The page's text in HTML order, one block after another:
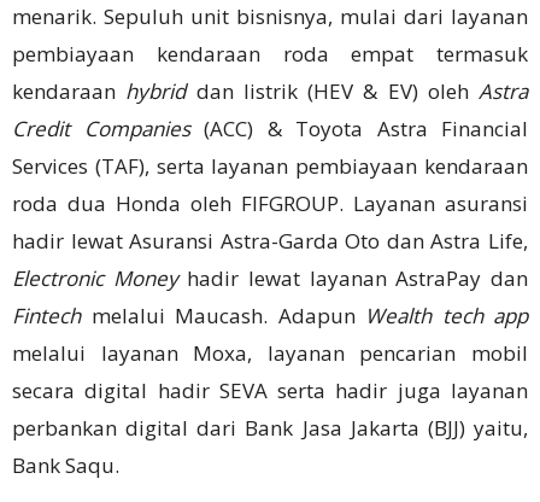
menarik. Sepuluh unit bisnisnya, mulai dari layanan
pembiayaan kendaraan roda empat termasuk
kendaraan hybriddan listrik (HEV & EV) oleh Astra
Credit Companies(ACC) & Toyota Astra Financial
Services (TAF), serta layanan pembiayaan kendaraan
roda dua Honda oleh FIFGROUP. Layanan asuransi
hadir lewat Asuransi Astra-Garda Oto dan Astra Life,
Electronic Moneyhadir lewat layanan AstraPay dan
Fintechmelalui Maucash. Adapun Wealth tech app
melalui layanan Moxa, layanan pencarian mobil
secara digital hadir SEVA serta hadir juga layanan
perbankan digital dari Bank Jasa Jakarta (BJJ) yaitu,
Bank Saqu.